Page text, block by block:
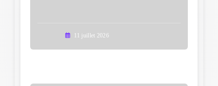
11 juillet 2026